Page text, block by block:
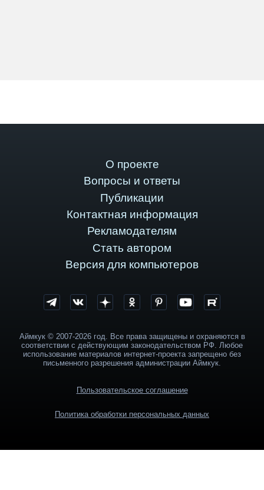
О проекте
Вопросы и ответы
Публикации
Контактная информация
Рекламодателям
Стать автором
Версия для компьютеров
Аймкук © 2007-2026 год. Все права защищены и охраняются в
соответствии с действующим законодательством РФ. Любое
использование материалов интернет-проекта запрещено без
письменного разрешения администрации Аймкук.
Пользовательское соглашение
Политика обработки персональных данных